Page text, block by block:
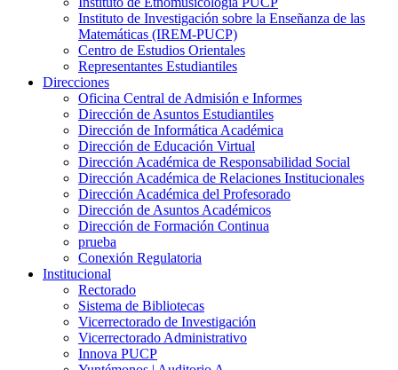
Instituto de Investigación sobre la Enseñanza de las
Matemáticas (IREM-PUCP)
Centro de Estudios Orientales
Representantes Estudiantiles
Direcciones
Oficina Central de Admisión e Informes
Dirección de Asuntos Estudiantiles
Dirección de Informática Académica
Dirección de Educación Virtual
Dirección Académica de Responsabilidad Social
Dirección Académica de Relaciones Institucionales
Dirección Académica del Profesorado
Dirección de Asuntos Académicos
Dirección de Formación Continua
prueba
Conexión Regulatoria
Institucional
Rectorado
Sistema de Bibliotecas
Vicerrectorado de Investigación
Vicerrectorado Administrativo
Innova PUCP